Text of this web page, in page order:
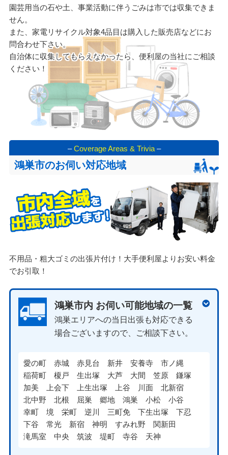
園芸用当の石や土、事業活動に伴うごみは市では収集できま
せん。
また、家電リサイクル対象4品目は購入した販売店などにお
問合わせ下さい。
自治体に収集してもらえなかったら、便利屋の当社にご相談
ください！
–Coverage Areas & Trivia–
鴻巣市のお伺い対応地域
不用品・粗大ゴミの出張片付け！大手便利屋よりお安い料金
でお引取！
鴻巣市内 お伺い可能地域の一覧
鴻巣エリアへの当日出張も対応できる
場合ございますので、ご相談下さい。
愛の町 赤城 赤見台 新井 安養寺
市ノ縄
稲荷町
榎戸 生出塚 大芦 大間 笠原
鎌塚
加美
上会下 上生出塚 上谷 川面
北新宿
北中野
北根 屈巣 郷地 鴻巣 小松
小谷
幸町
境 栄町 逆川 三町免 下生出塚
下忍
下谷
常光 新宿 神明 すみれ野
関新田
滝馬室
中央 筑波 堤町 寺谷 天神